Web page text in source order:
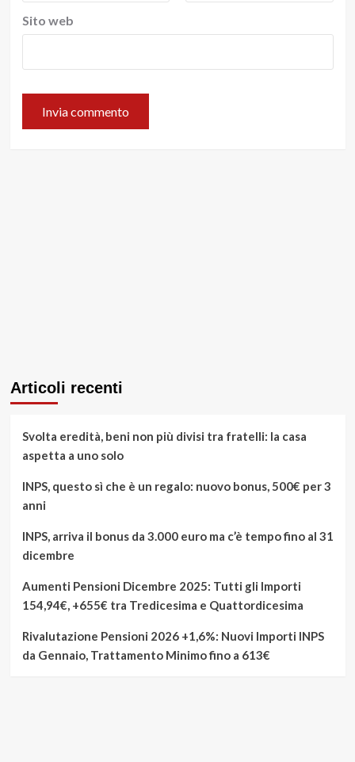
Sito web
Articoli recenti
Svolta eredità, beni non più divisi tra fratelli: la casa
aspetta a uno solo
INPS, questo sì che è un regalo: nuovo bonus, 500€ per 3
anni
INPS, arriva il bonus da 3.000 euro ma c’è tempo fino al 31
dicembre
Aumenti Pensioni Dicembre 2025: Tutti gli Importi
154,94€, +655€ tra Tredicesima e Quattordicesima
Rivalutazione Pensioni 2026 +1,6%: Nuovi Importi INPS
da Gennaio, Trattamento Minimo fino a 613€